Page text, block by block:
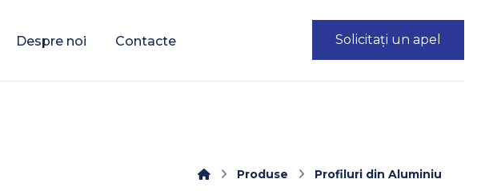
Despre noi Contacte Solicitați un apel
Produse Profiluri din Aluminiu